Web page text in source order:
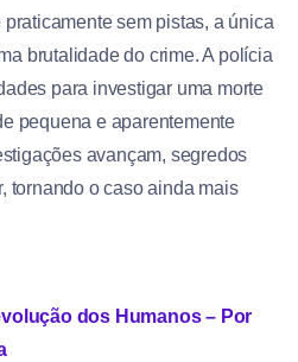
sem pistas, a única
brutalidade do crime. A polícia
para investigar uma morte
pequena e aparentemente
avançam, segredos
tornando o caso ainda mais
dos Humanos – Por